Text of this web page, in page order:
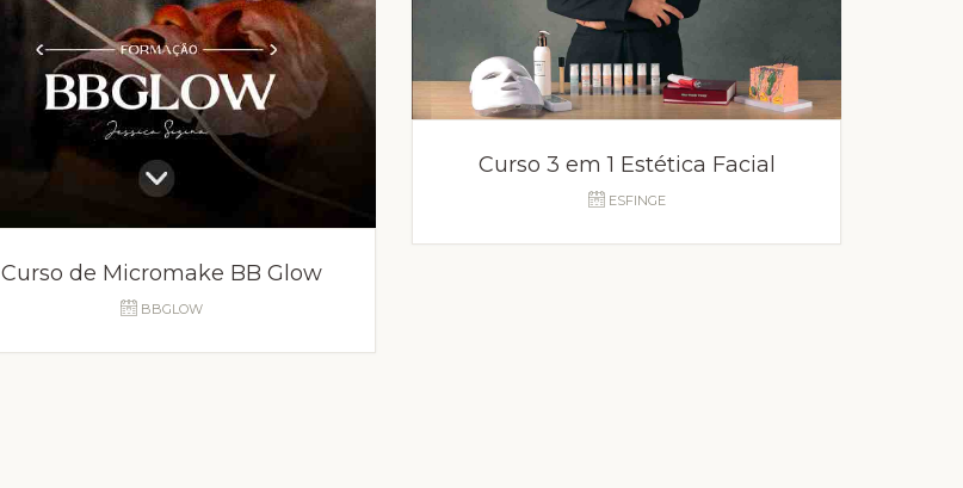
Curso de Micromake BB Glow
BBGLOW
Curso 3 em 1 Estética Facial
ESFINGE